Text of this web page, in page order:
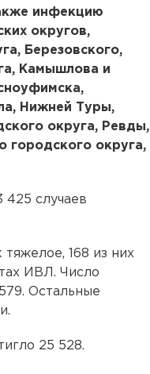
инфекцию
округов,
Березовского,
Камышлова и
Нижней Туры,
округа, Ревды,
городского округа,
425 случаев
тяжелое, 168 из них
ИВЛ. Число
Остальные
25 528.